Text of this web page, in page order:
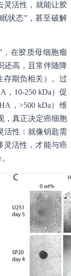
灵活性，就能让胶
状态”，甚至破解
，在胶质母细胞瘤
还高，且常伴随降
存期负相关）。过
，10-250 kDa）促
，>500 kDa）维
真正决定癌细胞
活性：就像钥匙需
灵活性，才能与癌